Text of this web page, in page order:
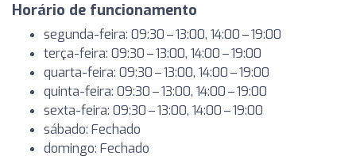
Horário de funcionamento
segunda-feira: 09:30 – 13:00, 14:00 – 19:00
terça-feira: 09:30 – 13:00, 14:00 – 19:00
quarta-feira: 09:30 – 13:00, 14:00 – 19:00
quinta-feira: 09:30 – 13:00, 14:00 – 19:00
sexta-feira: 09:30 – 13:00, 14:00 – 19:00
sábado: Fechado
domingo: Fechado